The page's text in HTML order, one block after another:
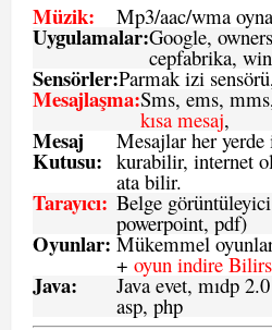
Müzik: Mp3/aac/wma
Uygulamalar:Google,
cepfabrika,
Sensörler:Parmak izi
Mesajlaşma:Sms, ems,
kısa mesaj,
Mesaj
Kutusu:
Mesajlar her yerde
kurabilir, internet
ata bilir.
Tarayıcı: Belge
powerpoint, pdf)
Oyunlar: Mükemmel
+ oyun indire
Java: Java evet, mıdp
asp, php